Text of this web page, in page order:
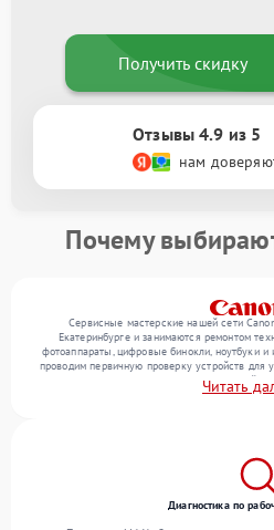
Получить скидку
Отзывы 4.9 из 5
нам
Почему
Сервисные мастерские нашей сети
Екатеринбурге и занимаются ремонтом
фотоаппараты, цифровые бинокли, ноутбуки
проводим первичную проверку устройств
уточняем с посетителем набор нужных
восстановление с заменой запчастей по
Читать
Диагностика по